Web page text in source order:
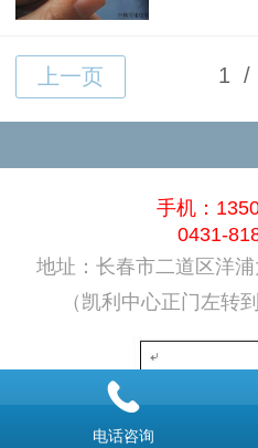
手机：
0431-
地址：长春市二道区洋
（凯利中心正门左转
电话咨询